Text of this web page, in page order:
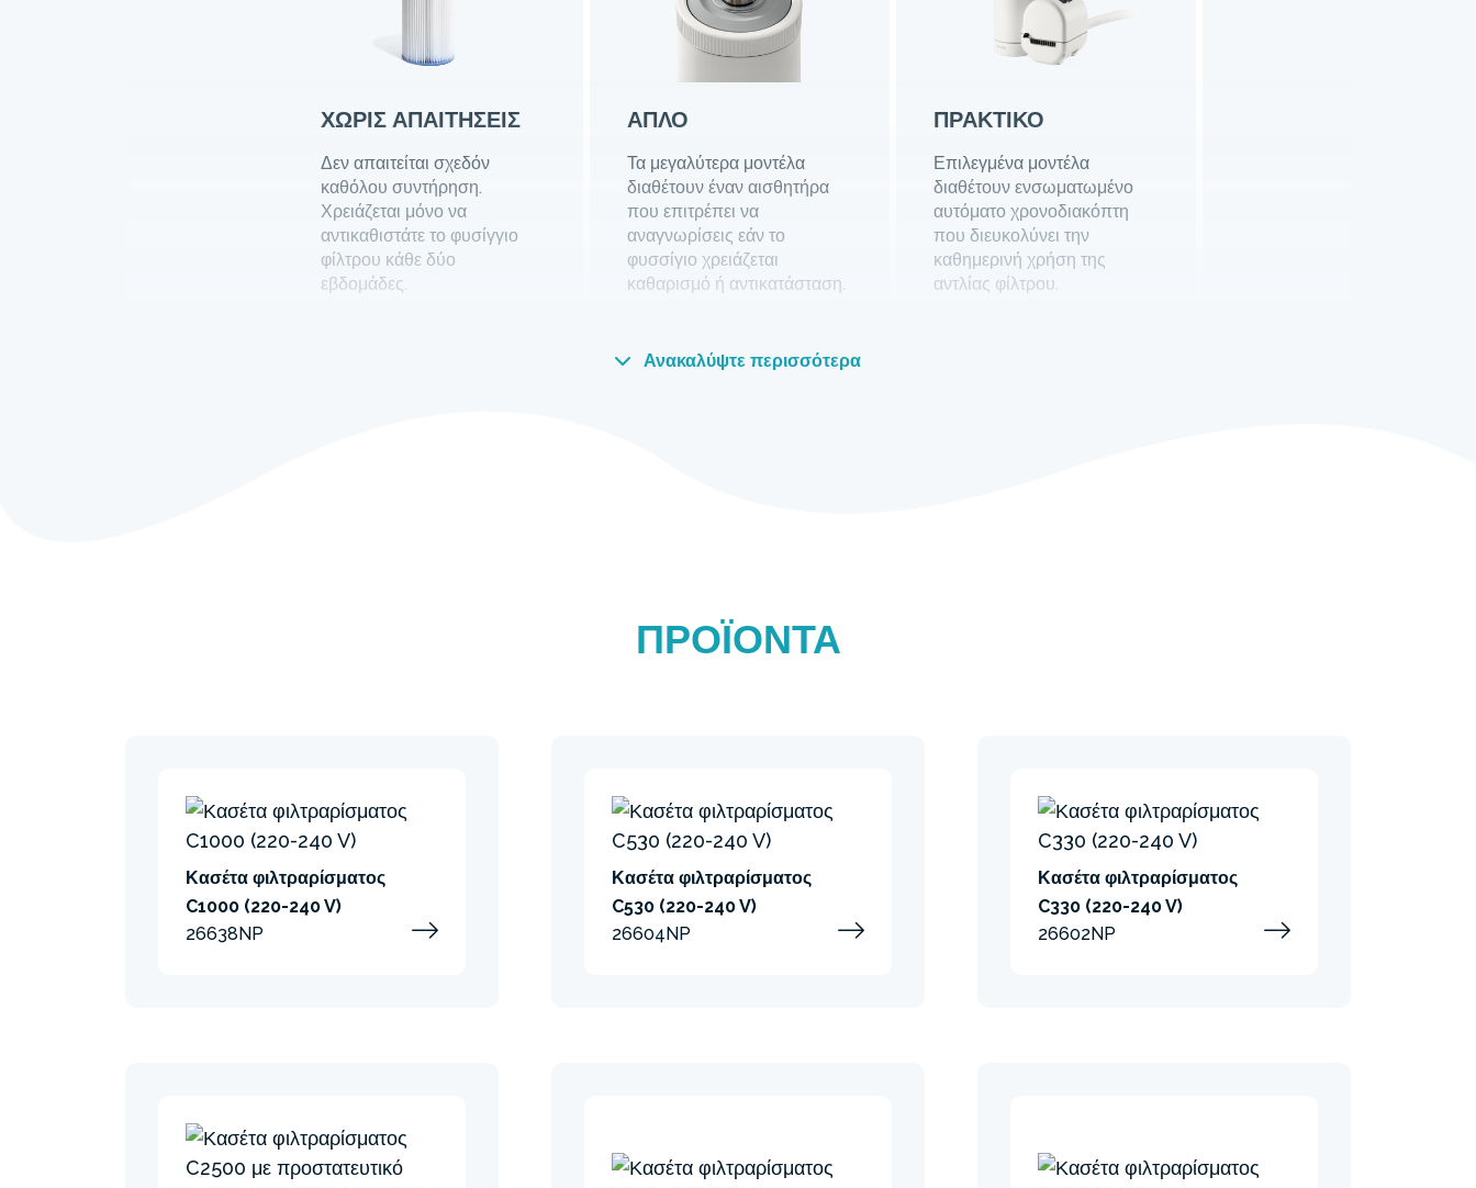
ΧΩΡΊΣ ΑΠΑΙΤΉΣΕΙΣ
Δεν απαιτείται σχεδόν
καθόλου συντήρηση.
Χρειάζεται μόνο να
αντικαθιστάτε το φυσίγγιο
φίλτρου κάθε δύο
εβδομάδες.
ΑΠΛΌ
Τα μεγαλύτερα μοντέλα
διαθέτουν έναν αισθητήρα
που επιτρέπει να
αναγνωρίσεις εάν το
φυσσίγιο χρειάζεται
καθαρισμό ή αντικατάσταση.
ΠΡΑΚΤΙΚΌ
Επιλεγμένα μοντέλα
διαθέτουν ενσωματωμένο
αυτόματο χρονοδιακόπτη
που διευκολύνει την
καθημερινή χρήση της
αντλίας φίλτρου.
Ανακαλύψτε περισσότερα
Παράγονται περισσότερα αρνητικά ιόντα με την ενεργοποίηση τωνΠΡΟΪΌΝΤΑ
Κασέτα φιλτραρίσματος
C1000 (220-240 V)
26638NP
Κασέτα φιλτραρίσματος
C530 (220-240 V)
26604NP
Κασέτα φιλτραρίσματος
C330 (220-240 V)
26602NP